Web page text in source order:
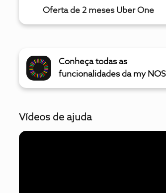
Oferta de 2 meses Uber One
Conheça todas as
funcionalidades da my NOS
Vídeos de ajuda